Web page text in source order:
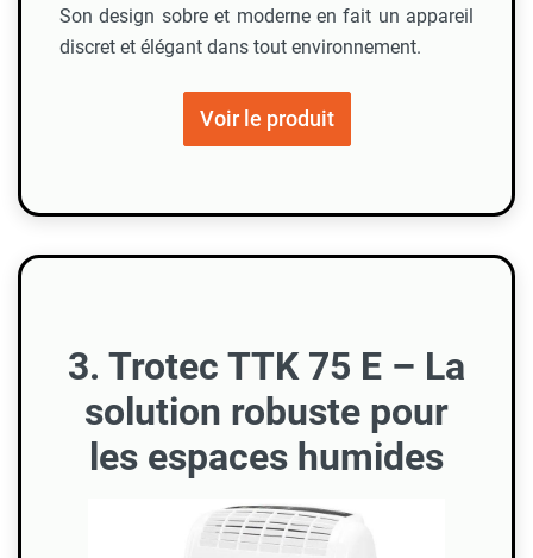
Son design sobre et moderne en fait un appareil
discret et élégant dans tout environnement.
Voir le produit
3. Trotec TTK 75 E – La
solution robuste pour
les espaces humides